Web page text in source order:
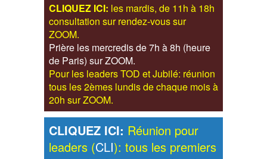
CLIQUEZ ICI: les mardis, de 11h à 18h
consultation sur rendez-vous sur
ZOOM.
Prière les mercredis de 7h à 8h (heure
de Paris) sur ZOOM.
Pour les leaders TOD et Jubilé: réunion
tous les 2èmes lundis de chaque mois à
20h sur ZOOM.
CLIQUEZ ICI: Réunion pour
leaders (CLI): tous les premiers